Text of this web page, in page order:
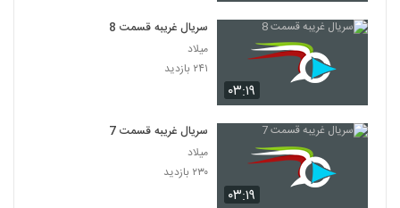
۰۳:۱۹
سریال غریبه قسمت 8
میلاد
۲۴۱ بازدید
۰۳:۱۹
سریال غریبه قسمت 7
میلاد
۲۳۰ بازدید